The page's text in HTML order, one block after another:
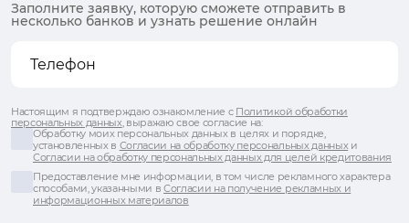
Заполните заявку, которую сможете отправить в
несколько банков и узнать решение онлайн
Настоящим я подтверждаю ознакомление с Политикой обработки
персональных данных, выражаю свое согласие на:
Обработку моих персональных данных в целях и порядке,
установленных в Согласии на обработку персональных данныхи
Согласии на обработку персональных данных для целей кредитования
Предоставление мне информации, в том числе рекламного характера
способами, указанными вСогласии на получение рекламных и
информационных материалов